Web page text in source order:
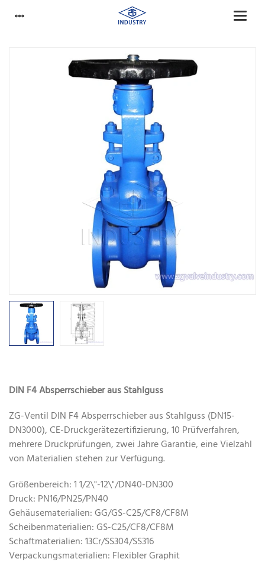
DIN F4 Absperrschieber aus Stahlguss
ZG-Ventil DIN F4 Absperrschieber aus Stahlguss (DN15-
DN3000), CE-Druckgerätezertifizierung, 10 Prüfverfahren,
mehrere Druckprüfungen, zwei Jahre Garantie, eine Vielzahl
von Materialien stehen zur Verfügung.
Größenbereich: 1 1/2\"-12\"/DN40-DN300
Druck: PN16/PN25/PN40
Gehäusematerialien: GG/GS-C25/CF8/CF8M
Scheibenmaterialien: GS-C25/CF8/CF8M
Schaftmaterialien: 13Cr/SS304/SS316
Verpackungsmaterialien: Flexibler Graphit